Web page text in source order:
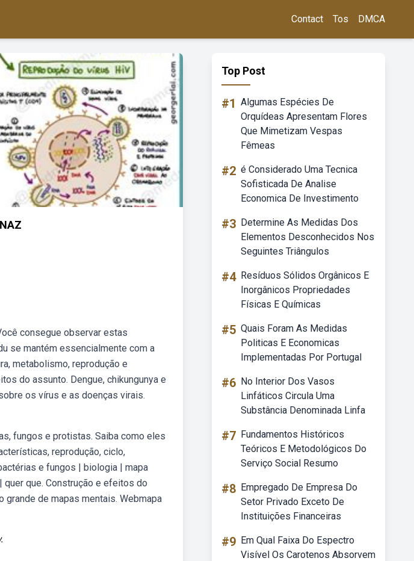
Contact Tos DMCA
consegue observar estas
se mantém essencialmente com a
metabolismo, reprodução e
do assunto. Dengue, chikungunya e
os vírus e as doenças virais.
fungos e protistas. Saiba como eles
reprodução, ciclo,
e fungos | biologia | mapa
que. Construção e efeitos do
grande de mapas mentais. Webmapa
Top Post
#1 Algumas Espécies De
Orquídeas Apresentam Flores
Que Mimetizam Vespas
Fêmeas
#2 é Considerado Uma Tecnica
Sofisticada De Analise
Economica De Investimento
#3 Determine As Medidas Dos
Elementos Desconhecidos Nos
Seguintes Triângulos
#4 Resíduos Sólidos Orgânicos E
Inorgânicos Propriedades
Físicas E Químicas
#5 Quais Foram As Medidas
Politicas E Economicas
Implementadas Por Portugal
#6 No Interior Dos Vasos
Linfáticos Circula Uma
Substância Denominada Linfa
#7 Fundamentos Históricos
Teóricos E Metodológicos Do
Serviço Social Resumo
#8 Empregado De Empresa Do
Setor Privado Exceto De
Instituições Financeiras
#9 Em Qual Faixa Do Espectro
Visível Os Carotenos Absorvem